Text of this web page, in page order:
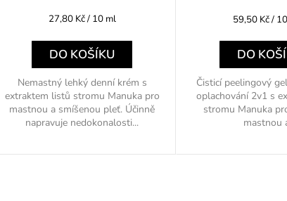
Měrná
27,80 Kč / 10 ml
DO KOŠÍKU
Nemastný lehký denní krém s
extraktem listů stromu Manuka pro
mastnou a smíšenou pleť. Účinně
napravuje nedokonalosti...
Měrná
59,50 Kč /
DO
Čisticí peelingový
oplachování 2v1 s
stromu Manuka
mastnou